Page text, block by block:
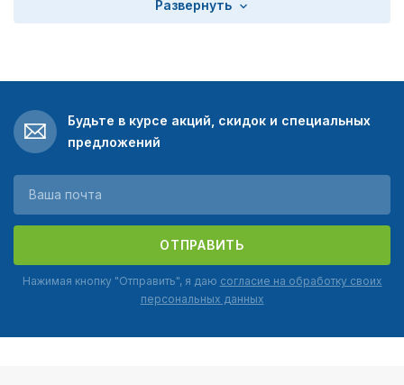
Развернуть
Будьте в курсе акций, скидок и специальных
предложений
ОТПРАВИТЬ
Нажимая кнопку "Отправить", я даю согласие на обработку своих
персональных данных